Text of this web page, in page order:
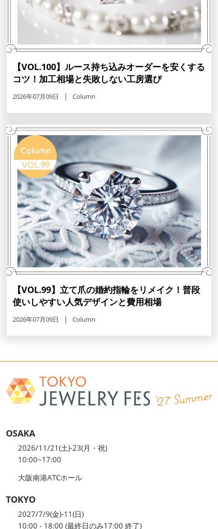
【VOL.100】ルース持ち込みオーダーを安くする
コツ！加工相場と失敗しない工房選び
2026年07月09日 Column
【VOL.99】立て爪の婚約指輪をリメイク！普段
使いしやすい人気デザインと費用相場
2026年07月09日 Column
OSAKA
2026/11/21(土)-23(月・祝)
10:00~17:00
大阪南港ATCホール
TOKYO
2027/7/9(金)-11(日)
10:00 - 18:00 (最終日のみ17:00 終了)